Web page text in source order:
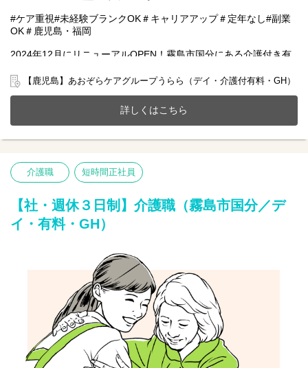
#ケア重視#未経験ブランクOK＃キャリアアップ＃定年なし#副業
OK＃鹿児島・福岡
2024年12月にリニューアルOPEN！霧島市国分にある介護付き有
に働きませんか？
20～70代まで幅広い年齢層の方が活躍中です。
今までのご経験やスキルを当社で発揮して頂ける方を募集してい
【仕事内容】看護業務全般
〇服薬準備、医療的ケア
〇介助サポートなど
★
【鹿児島】あおぞらケアグループうらら（デイ・介護付有料・GH）
詳しくはこちら
介護職 短時間正社員
【社・週休３日制】介護職（霧島市国分／デ
イ・有料・GH）